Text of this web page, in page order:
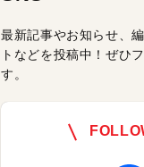
最新記事やお知らせ、
トなどを投稿中！ぜひ
す。